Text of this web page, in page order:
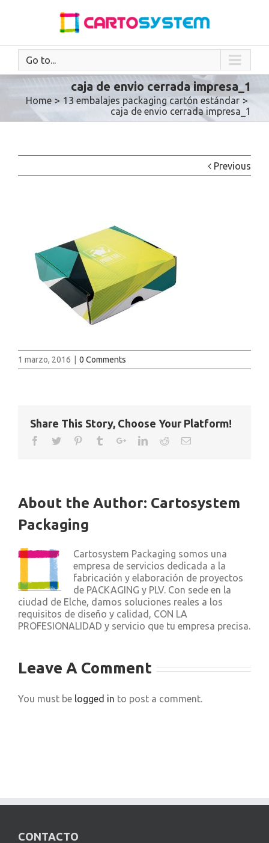
Go to...
caja de envio cerrada impresa_1
Home > 13 embalajes packaging cartón estándar >
caja de envio cerrada impresa_1
Previous
1 marzo, 2016 0 Comments
Share This Story, Choose Your Platform!
About the Author: Cartosystem
Packaging
Cartosystem Packaging somos una
empresa de servicios dedicada a la
fabricación y elaboración de proyectos
de PACKAGING y PLV. Con sede en la
ciudad de Elche, damos soluciones reales a los
requisitos de diseño y calidad, CON LA
PROFESIONALIDAD y servicio que tu empresa precisa.
Leave A Comment
You must be logged in to post a comment.
CONTACTO